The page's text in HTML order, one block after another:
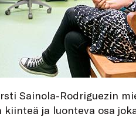
Sainola-Rodriguezin
ja luonteva osa